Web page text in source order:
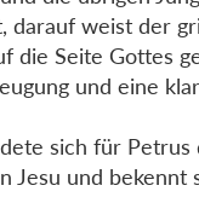
darauf weist der
die Seite Gottes
und eine
sich für Petrus
Jesu und bekennt